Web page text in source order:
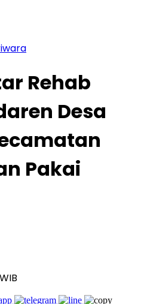
Rehab
Desa
Pakai